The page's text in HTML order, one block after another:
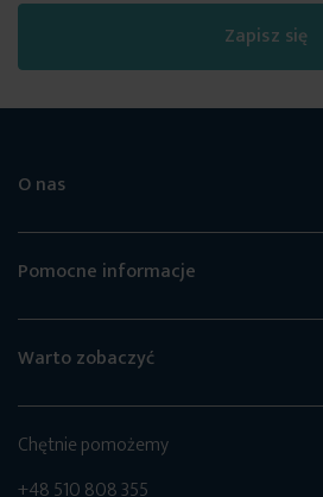
Zapisz się
O nas
Pomocne informacje
Warto zobaczyć
Chętnie pomożemy
+48 510 808 355